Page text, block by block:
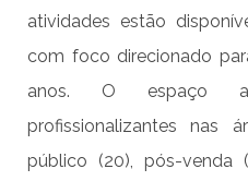
atividades estão
com foco direcionado
anos. O espaço
profissionalizantes nas
público (20), pós-venda